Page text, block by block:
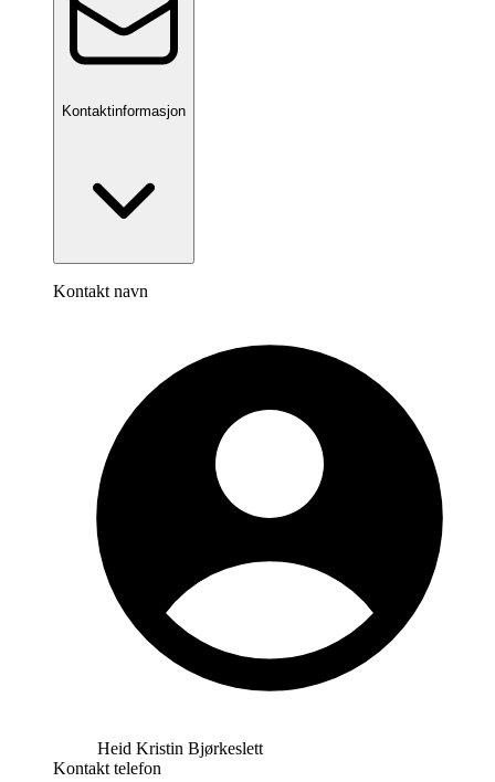
Kontaktinformasjon
Kontakt navn
Heid Kristin Bjørkeslett
Kontakt telefon